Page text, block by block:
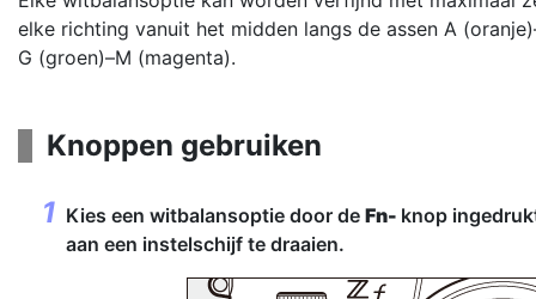
elke richting vanuit het midden langs de assen A
G (groen)–M (magenta).
Knoppen gebruiken
Kies een witbalansoptie door de Fn- knop
aan een instelschijf te draaien.